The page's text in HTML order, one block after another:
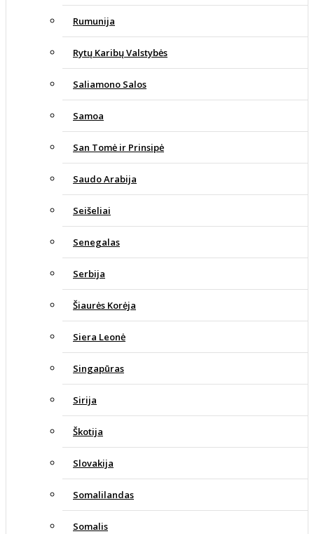
Rumunija
Rytų Karibų Valstybės
Saliamono Salos
Samoa
San Tomė ir Prinsipė
Saudo Arabija
Seišeliai
Senegalas
Serbija
Šiaurės Korėja
Siera Leonė
Singapūras
Sirija
Škotija
Slovakija
Somalilandas
Somalis